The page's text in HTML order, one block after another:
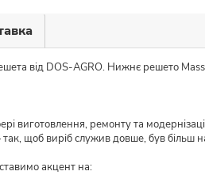
від DOS-AGRO. Нижнє решето
виготовлення, ремонту та
щоб виріб служив довше, був
акцент на: